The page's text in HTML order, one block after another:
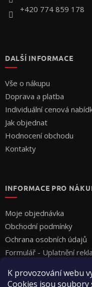
K provozování webu
Cookies jsou
+420 774 859 178
DALŠÍ INFORMACE
Vše o nákupu
Doprava a platba
Individuální cenová
Jak objednat
Hodnocení obchodu
Kontakty
INFORMACE PRO
Moje objednávka
Obchodní podmínky
Ochrana osobních údajů
Formulář - Uplatnění